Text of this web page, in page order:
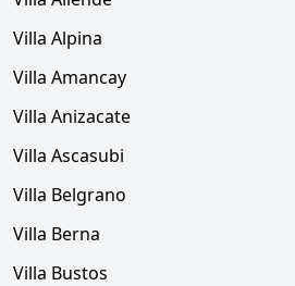
Villa Alpina
Villa Amancay
Villa Anizacate
Villa Ascasubi
Villa Belgrano
Villa Berna
Villa Bustos